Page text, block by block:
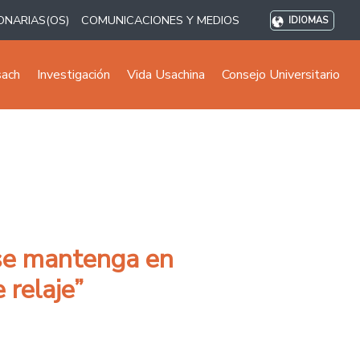
COMUNICACIONES Y MEDIOS IDIOMAS
Investigación Vida Usachina Consejo Universitario
mantenga en
relaje”